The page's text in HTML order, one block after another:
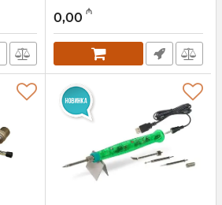
044001065
0,00 ₼